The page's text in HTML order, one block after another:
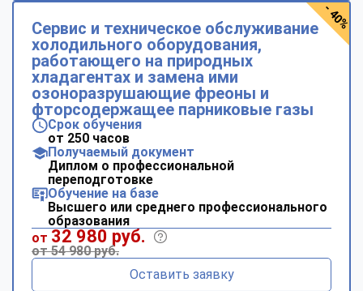
Сервис и техническое обслуживание
холодильного оборудования,
работающего на природных
хладагентах и замена ими
озоноразрушающие фреоны и
фторсодержащее парниковые газы
Срок обучения
от 250 часов
Получаемый документ
Диплом о профессиональной
переподготовке
Обучение на базе
Высшего или среднего профессионального
образования
от 32 980 руб.
от 54 980 руб.
Оставить заявку
- 40%